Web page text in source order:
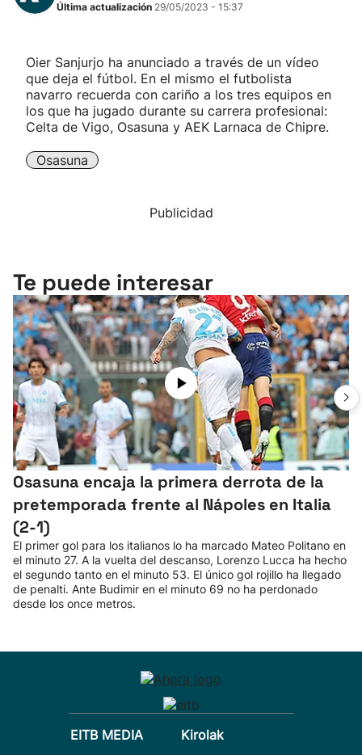
Última actualización 29/05/2023 - 15:37
Oier Sanjurjo ha anunciado a través de un vídeo
que deja el fútbol. En el mismo el futbolista
navarro recuerda con cariño a los tres equipos en
los que ha jugado durante su carrera profesional:
Celta de Vigo, Osasuna y AEK Larnaca de Chipre.
Osasuna
Publicidad
Te puede interesar
Osasuna encaja la primera derrota de la
pretemporada frente al Nápoles en Italia
(2-1)
El primer gol para los italianos lo ha marcado Mateo Politano en
el minuto 27. A la vuelta del descanso, Lorenzo Lucca ha hecho
el segundo tanto en el minuto 53. El único gol rojillo ha llegado
de penalti. Ante Budimir en el minuto 69 no ha perdonado
desde los once metros.
EITB MEDIA
Kirolak